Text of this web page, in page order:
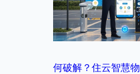
何破解？住云智慧